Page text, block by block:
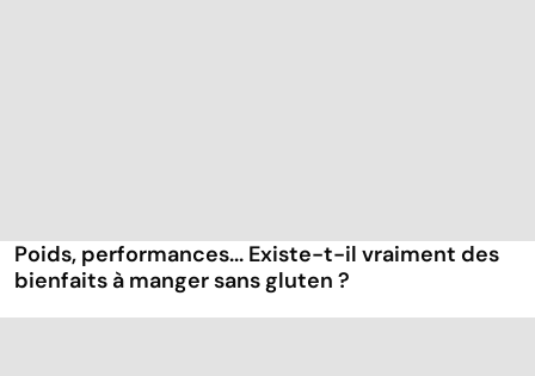
Poids, performances... Existe-t-il vraiment des
bienfaits à manger sans gluten ?